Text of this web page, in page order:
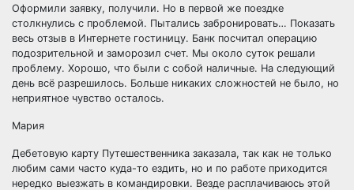
Оформили заявку, получили. Но в первой же поездке
столкнулись с проблемой. Пытались забронировать… Показать
весь отзыв в Интернете гостиницу. Банк посчитал операцию
подозрительной и заморозил счет. Мы около суток решали
проблему. Хорошо, что были с собой наличные. На следующий
день всё разрешилось. Больше никаких сложностей не было, но
неприятное чувство осталось.
Мария
Дебетовую карту Путешественника заказала, так как не только
любим сами часто куда-то ездить, но и по работе приходится
нередко выезжать в командировки. Везде расплачиваюсь этой